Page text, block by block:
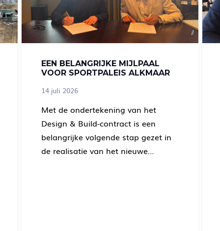
EEN BELANGRIJKE MIJLPAAL
VOOR SPORTPALEIS ALKMAAR
14 juli 2026
Met de ondertekening van het
Design & Build-contract is een
belangrijke volgende stap gezet in
de realisatie van het nieuwe…